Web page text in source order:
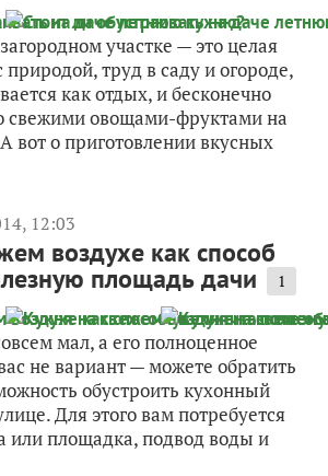
участке — это целая
труд в саду и огороде,
как отдых, и бесконечно
свежими овощами-фруктами на
вот о приготовлении вкусных
12:03
воздухе как способ
площадь дачи 1
мал, а его полноценное
не вариант — можете обратить
обустроить кухонный
Для этого вам потребуется
или площадка, подвод воды и